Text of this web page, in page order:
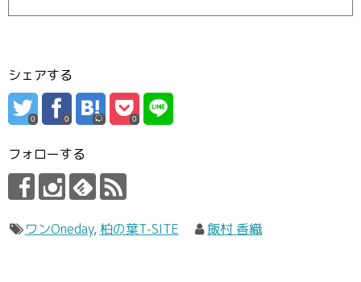
シェアする
0 0 0
フォローする
ワンOneday,柏の葉T-SITE 飯村 香織